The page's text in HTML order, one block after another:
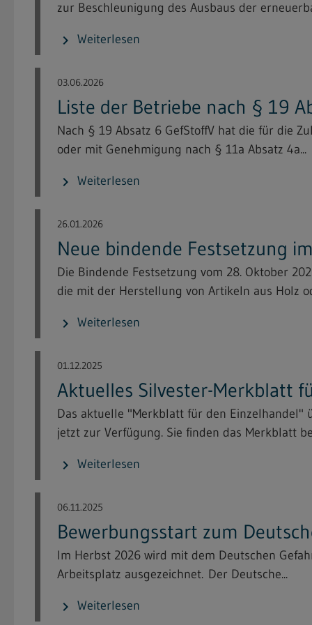
zur Beschleunigung des Ausbaus der
chevron_right Weiterlesen
03.06.2026
Liste der Betriebe nach § 19
Nach § 19 Absatz 6 GefStoffV hat die für die
oder mit Genehmigung nach § 11a Absatz 4a...
chevron_right Weiterlesen
26.01.2026
Neue bindende Festsetzung
Die Bindende Festsetzung vom 28. Oktober
die mit der Herstellung von Artikeln aus Holz
chevron_right Weiterlesen
01.12.2025
Aktuelles Silvester-Merkblatt
Das aktuelle "Merkblatt für den Einzelhandel"
jetzt zur Verfügung. Sie finden das Merkblatt
chevron_right Weiterlesen
06.11.2025
Bewerbungsstart zum
Im Herbst 2026 wird mit dem Deutschen
Arbeitsplatz ausgezeichnet. Der Deutsche...
chevron_right Weiterlesen